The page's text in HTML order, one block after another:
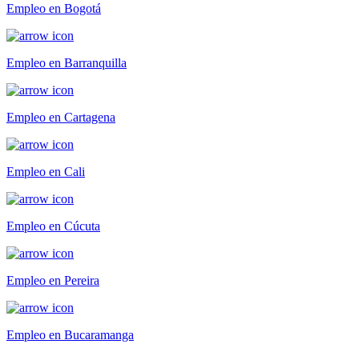
Empleo en Bogotá
Empleo en Barranquilla
Empleo en Cartagena
Empleo en Cali
Empleo en Cúcuta
Empleo en Pereira
Empleo en Bucaramanga